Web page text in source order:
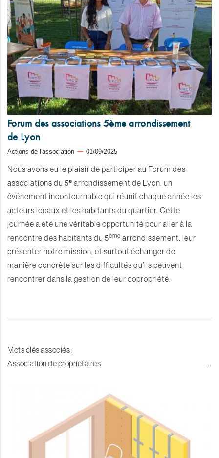
Forum des associations 5ème arrondissement
de Lyon
Actions de l'association 01/09/2025
Nous avons eu le plaisir de participer au Forum des
associations du 5ᵉ arrondissement de Lyon, un
événement incontournable qui réunit chaque année les
acteurs locaux et les habitants du quartier. Cette
journée a été une véritable opportunité pour aller à la
rencontre des habitants du 5ème arrondissement, leur
présenter notre mission, et surtout échanger de
manière concrète sur les difficultés qu’ils peuvent
rencontrer dans la gestion de leur copropriété.
Mots clés associés :
Association de propriétaires